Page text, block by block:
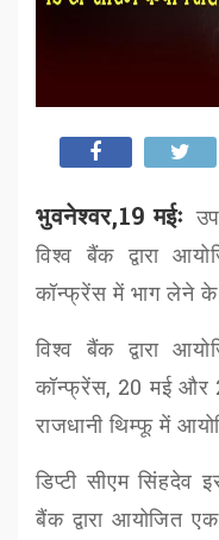
भुवनेश्वर,19 मईः
विश्व बैंक द्वारा
कॉन्फ्रेंस में भाग लेने के
विश्व बैंक द्वारा
कॉन्फ्रेंस, 20 मई और
राजधानी थिम्फू में
डिप्टी सीएम सिंहदेव
बैंक द्वारा आयोजित